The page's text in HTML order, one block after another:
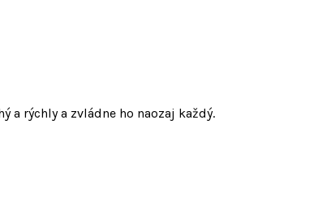
a rýchly a zvládne ho naozaj každý.